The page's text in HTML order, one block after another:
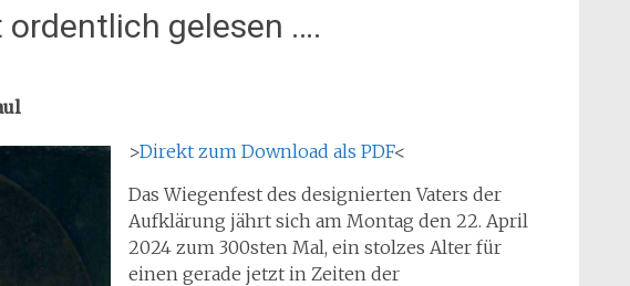
gelesen ….
>Direkt zum Download als PDF<
Das Wiegenfest des designierten Vaters der
Aufklärung jährt sich am Montag den 22. April
2024 zum 300sten Mal, ein stolzes Alter für
einen gerade jetzt in Zeiten der